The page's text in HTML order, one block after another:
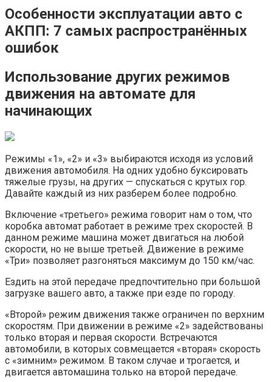
Особенности эксплуатации авто с
АКПП: 7 самых распространённых
ошибок
Использование других режимов
движения на автомате для
начинающих
Режимы «1», «2» и «3» выбираются исходя из условий
движения автомобиля. На одних удобно буксировать
тяжелые грузы, на других — спускаться с крутых гор.
Давайте каждый из них разберем более подробно.
Включение «третьего» режима говорит нам о том, что
коробка автомат работает в режиме трех скоростей. В
данном режиме машина может двигаться на любой
скорости, но не выше третьей. Движение в режиме
«Три» позволяет разгоняться максимум до 150 км/час.
Ездить на этой передаче предпочтительно при большой
загрузке вашего авто, а также при езде по городу.
«Второй» режим движения также ограничен по верхним
скоростям. При движении в режиме «2» задействованы
только вторая и первая скорости. Встречаются
автомобили, в которых совмещается «вторая» скорость
с «зимним» режимом. В таком случае и трогается, и
двигается автомашина только на второй передаче.